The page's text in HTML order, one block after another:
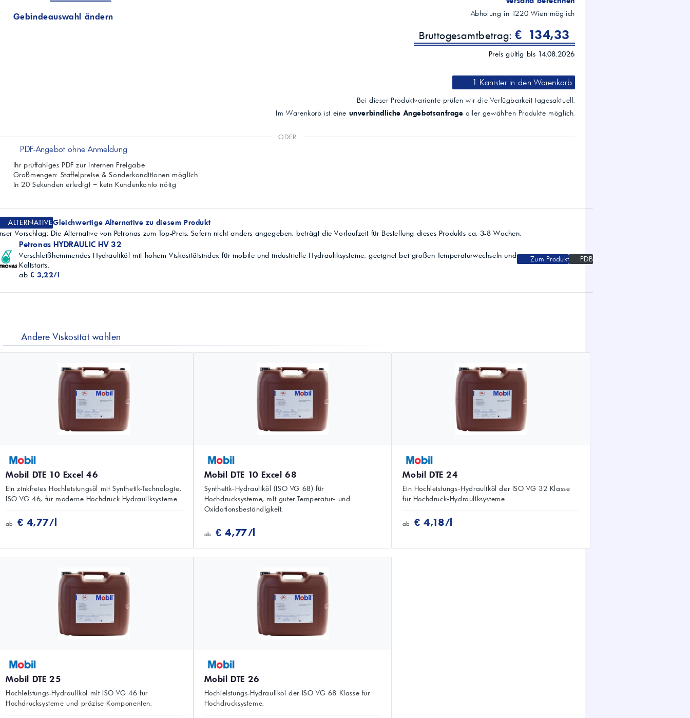
Gebindeauswahl ändern Abholung in 1220 Wien möglich
Bruttogesamtbetrag:€ 134,33
Preis gültig bis 14.08.2026
1 Kanisterin den Warenkorb
Bei dieser Produktvariante prüfen wir die Verfügbarkeit tagesaktuell.
Im Warenkorb ist eine unverbindliche Angebotsanfrage aller gewählten Produkte möglich.
ODER
PDF-Angebot ohne Anmeldung
Ihr prüffähiges PDF zur internen Freigabe
Großmengen: Staffelpreise & Sonderkonditionen möglich
In 20 Sekunden erledigt – kein Kundenkonto nötig
ALTERNATIVEGleichwertige Alternative zu diesem Produkt
Vorschlag: Die Alternative von Petronas zum Top-Preis. Sofern nicht anders angegeben, beträgt die Vorlaufzeit für Bestellung dieses Produkts ca. 3-8 Wochen.
Petronas HYDRAULIC HV 32
Verschleißhemmendes Hydrauliköl mit hohem Viskositätsindex für mobile und industrielle Hydrauliksysteme, geeignet bei großen Temperaturwechseln und
Kaltstarts.
ab € 3,22/l
Zum Produkt PDB
Andere Viskosität wählen
Mobil DTE 10 Excel 46
Ein zinkfreies Hochleistungsöl mit Synthetik-Technologie,
ISO VG 46, für moderne Hochdruck-Hydrauliksysteme.
ab € 4,77/l
Mobil DTE 10 Excel 68
Synthetik‑Hydrauliköl (ISO VG 68) für
Hochdrucksysteme, mit guter Temperatur‑ und
Oxidationsbeständigkeit.
ab € 4,77/l
Mobil DTE 24
Ein Hochleistungs‑Hydrauliköl der ISO VG 32 Klasse
für Hochdruck‑Hydrauliksysteme.
ab € 4,18/l
Mobil DTE 25
Hochleistungs-Hydrauliköl mit ISO VG 46 für
Hochdrucksysteme und präzise Komponenten.
Mobil DTE 26
Hochleistungs-Hydrauliköl der ISO VG 68 Klasse für
Hochdrucksysteme.